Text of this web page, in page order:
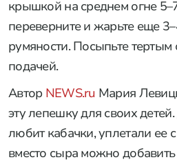
крышкой на среднем огне
переверните и жарьте еще
румяности. Посыпьте
подачей.
Автор NEWS.ru Мария
эту лепешку для своих
любит кабачки, уплетали ее
вместо сыра можно